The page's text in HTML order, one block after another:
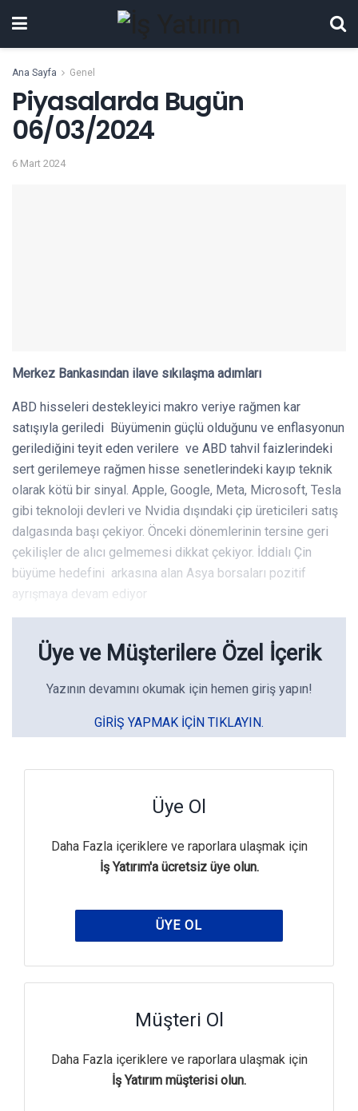
Ana Sayfa Genel
Piyasalarda Bugün
06/03/2024
6 Mart 2024
Merkez Bankasından ilave sıkılaşma adımları
ABD hisseleri destekleyici makro veriye rağmen kar
satışıyla geriledi Büyümenin güçlü olduğunu ve enflasyonun
gerilediğini teyit eden verilere ve ABD tahvil faizlerindeki
sert gerilemeye rağmen hisse senetlerindeki kayıp teknik
olarak kötü bir sinyal. Apple, Google, Meta, Microsoft, Tesla
gibi teknoloji devleri ve Nvidia dışındaki çip üreticileri satış
dalgasında başı çekiyor. Önceki dönemlerinin tersine geri
çekilişler de alıcı gelmemesi dikkat çekiyor. İddialı Çin
büyüme hedefini arkasına alan Asya borsaları pozitif
ayrışmaya devam ediyor
Üye ve Müşterilere Özel İçerik
Yazının devamını okumak için hemen giriş yapın!
GIRIŞ YAPMAK IÇIN TIKLAYIN.
Üye Ol
Daha Fazla içeriklere ve raporlara ulaşmak için
İş Yatırım'a ücretsiz üye olun.
ÜYE OL
Müşteri Ol
Daha Fazla içeriklere ve raporlara ulaşmak için
İş Yatırım müşterisi olun.